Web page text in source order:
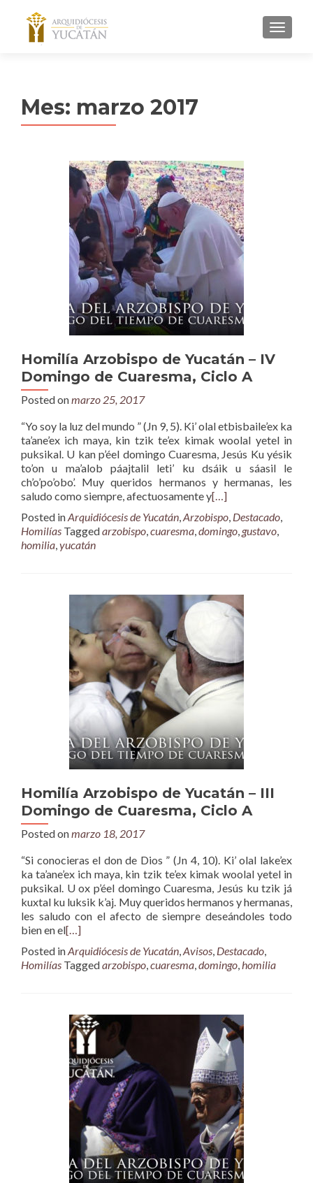
MENU
Mes: marzo 2017
Homilía Arzobispo de Yucatán – IV
Domingo de Cuaresma, Ciclo A
Posted onmarzo 25, 2017
“Yo soy la luz del mundo ” (Jn 9, 5). Ki’ olal etbisbaile’ex ka
ta’ane’ex ich maya, kin tzik te’ex kimak woolal yetel in
puksikal. U kan p’éel domingo Cuaresma, Jesús Ku yésik
to’on u ma’alob páajtalil leti’ ku dsáik u sáasil le
ch’o’po’obo’. Muy queridos hermanos y hermanas, les
saludo como siempre, afectuosamente y[…]
Posted inArquidiócesis de Yucatán,Arzobispo, Destacado,
Homilías Taggedarzobispo,cuaresma,domingo, gustavo,
homilia,yucatán
Homilía Arzobispo de Yucatán – III
Domingo de Cuaresma, Ciclo A
Posted onmarzo 18, 2017
“Si conocieras el don de Dios ” (Jn 4, 10). Ki’ olal lake’ex
ka ta’ane’ex ich maya, kin tzik te’ex kimak woolal yetel in
puksikal. U ox p’éel domingo Cuaresma, Jesús ku tzik já
kuxtal ku luksik k’aj. Muy queridos hermanos y hermanas,
les saludo con el afecto de siempre deseándoles todo
bien en el[…]
Posted inArquidiócesis de Yucatán,Avisos, Destacado,
Homilías Taggedarzobispo,cuaresma,domingo,homilia